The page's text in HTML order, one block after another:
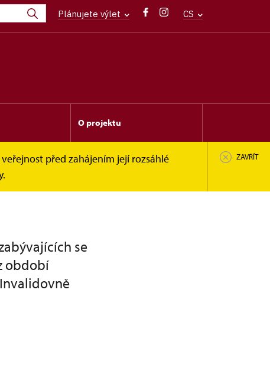
Plánujete výlet CS
O projektu
před zahájením její rozsáhlé
ZAVŘÍT
se
období